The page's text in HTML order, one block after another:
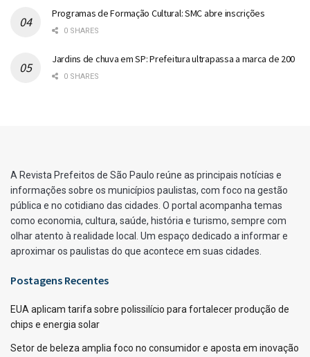
Programas de Formação Cultural: SMC abre inscrições
0 SHARES
Jardins de chuva em SP: Prefeitura ultrapassa a marca de 200
0 SHARES
A Revista Prefeitos de São Paulo reúne as principais notícias e
informações sobre os municípios paulistas, com foco na gestão
pública e no cotidiano das cidades. O portal acompanha temas
como economia, cultura, saúde, história e turismo, sempre com
olhar atento à realidade local. Um espaço dedicado a informar e
aproximar os paulistas do que acontece em suas cidades.
Postagens Recentes
EUA aplicam tarifa sobre polissilício para fortalecer produção de
chips e energia solar
Setor de beleza amplia foco no consumidor e aposta em inovação